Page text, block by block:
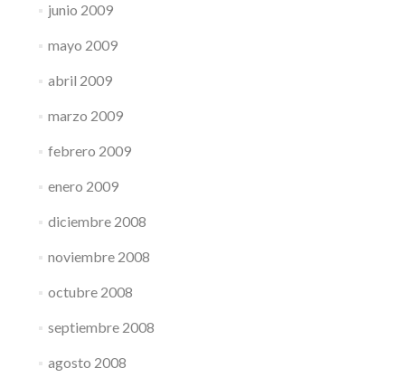
junio 2009
mayo 2009
abril 2009
marzo 2009
febrero 2009
enero 2009
diciembre 2008
noviembre 2008
octubre 2008
septiembre 2008
agosto 2008